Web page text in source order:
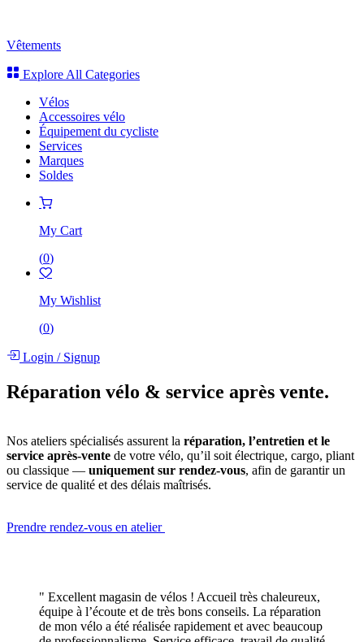
Vêtements
Explore All Categories
Vélos
Accessoires vélo
Équipement du cycliste
Services
Marques
Soldes
My Cart
(0)
My Wishlist
(0)
Login /Signup
Réparation vélo & service après vente.
Nos ateliers spécialisés assurent la réparation, l’entretien et le
service après-vente de votre vélo, qu’il soit électrique, cargo, pliant
ou classique — uniquement sur rendez-vous, afin de garantir un
service de qualité et des délais maîtrisés.
Prendre rendez-vous en atelier
" Excellent magasin de vélos ! Accueil très chaleureux,
équipe à l’écoute et de très bons conseils. La réparation
de mon vélo a été réalisée rapidement et avec beaucoup